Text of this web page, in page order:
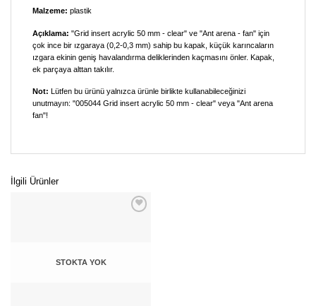
Malzeme: plastik
Açıklama: "Grid insert acrylic 50 mm - clear" ve "Ant arena - fan" için
çok ince bir ızgaraya (0,2-0,3 mm) sahip bu kapak, küçük karıncaların
ızgara ekinin geniş havalandırma deliklerinden kaçmasını önler. Kapak,
ek parçaya alttan takılır.
Not: Lütfen bu ürünü yalnızca ürünle birlikte kullanabileceğinizi
unutmayın: "005044 Grid insert acrylic 50 mm - clear" veya "Ant arena
fan"!
İlgili Ürünler
STOKTA YOK